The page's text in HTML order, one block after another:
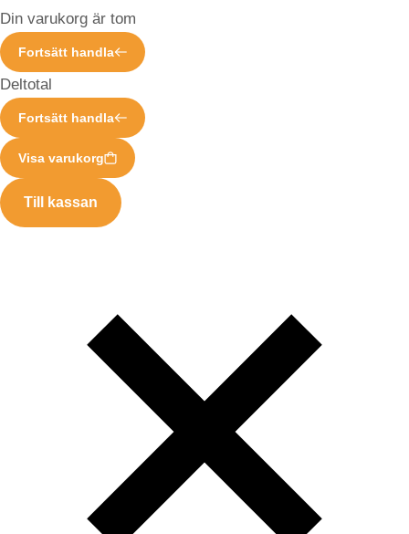
Din varukorg är tom
Fortsätt handla
Deltotal
Fortsätt handla
Visa varukorg
Till kassan